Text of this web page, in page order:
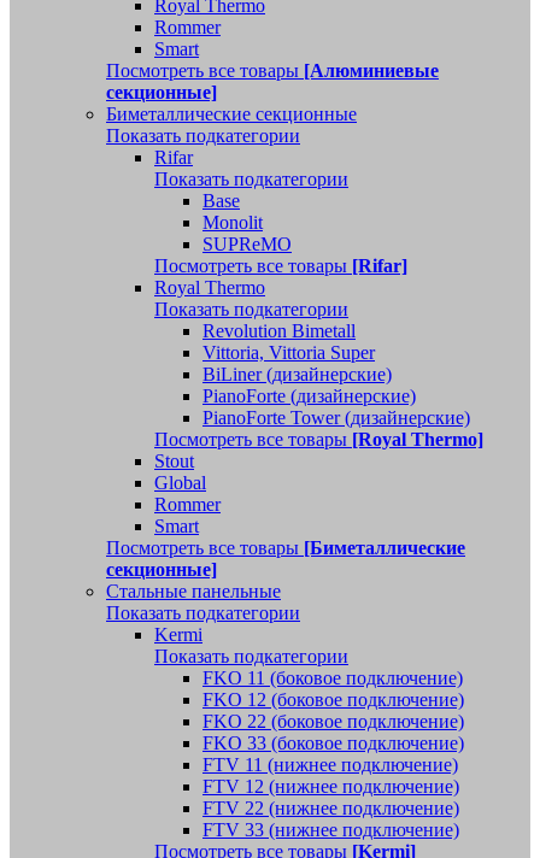
Royal Thermo
Rommer
Smart
Посмотреть все товары [Алюминиевые
секционные]
Биметаллические секционные
Показать подкатегории
Rifar
Показать подкатегории
Base
Monolit
SUPReMO
Посмотреть все товары [Rifar]
Royal Thermo
Показать подкатегории
Revolution Bimetall
Vittoria, Vittoria Super
BiLiner (дизайнерские)
PianoForte (дизайнерские)
PianoForte Tower (дизайнерские)
Посмотреть все товары [Royal Thermo]
Stout
Global
Rommer
Smart
Посмотреть все товары [Биметаллические
секционные]
Стальные панельные
Показать подкатегории
Kermi
Показать подкатегории
FKO 11 (боковое подключение)
FKO 12 (боковое подключение)
FKO 22 (боковое подключение)
FKO 33 (боковое подключение)
FTV 11 (нижнее подключение)
FTV 12 (нижнее подключение)
FTV 22 (нижнее подключение)
FTV 33 (нижнее подключение)
Посмотреть все товары [Kermi]